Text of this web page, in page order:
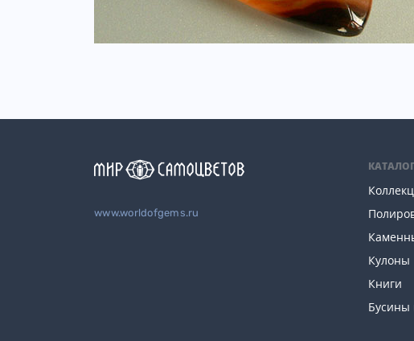
www.worldofgems.ru
Кулоны
Книги
Бусины